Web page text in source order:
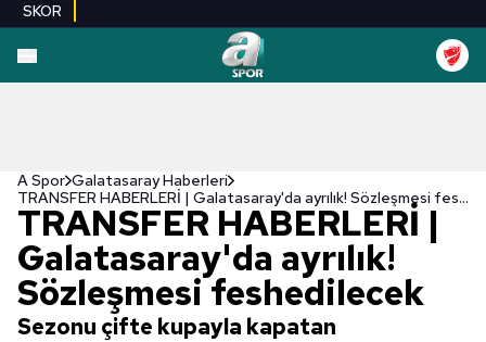
SKOR
A Spor Galatasaray Haberleri
TRANSFER HABERLERİ | Galatasaray'da ayrılık! Sözleşmesi feshedilecek
TRANSFER HABERLERİ |
Galatasaray'da ayrılık!
Sözleşmesi feshedilecek
Sezonu çifte kupayla kapatan